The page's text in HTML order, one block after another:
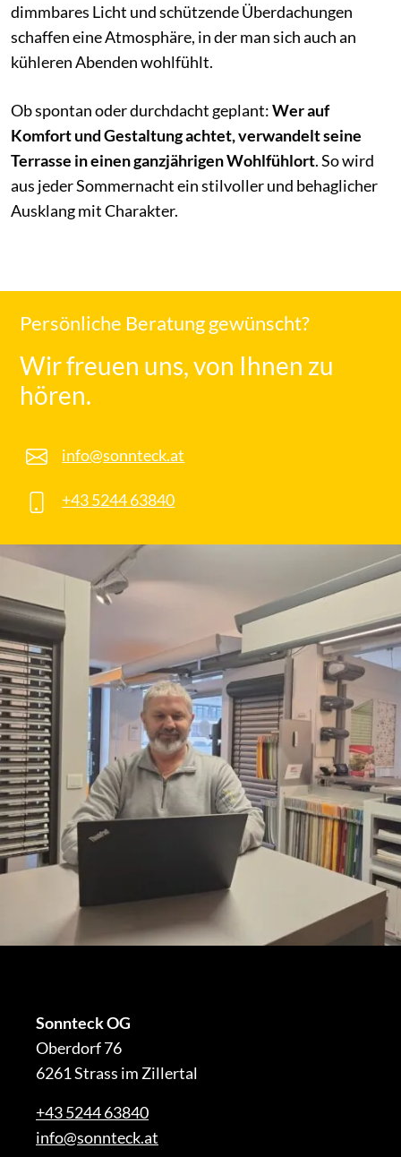
dimmbares Licht und schützende Überdachungen
schaffen eine Atmosphäre, in der man sich auch an
kühleren Abenden wohlfühlt.
Ob spontan oder durchdacht geplant:Wer auf
Komfort und Gestaltung achtet, verwandelt seine
Terrasse in einen ganzjährigen Wohlfühlort. So wird
aus jeder Sommernacht ein stilvoller und behaglicher
Ausklang mit Charakter.
Persönliche Beratung gewünscht?
Wir freuen uns, von Ihnen zu
hören.
info@sonnteck.at
+43 5244 63840
Sonnteck OG
Oberdorf 76
6261 Strass im Zillertal
+43 5244 63840
info@sonnteck.at